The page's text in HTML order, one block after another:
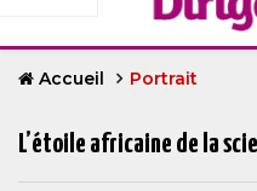
Accueil Portrait
L’étoile africaine de la